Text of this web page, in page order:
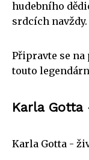
hudebního
srdcích navždy.
Připravte se
touto
Karla
Karla Gotta -